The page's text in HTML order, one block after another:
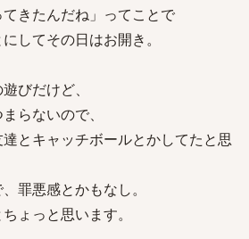
てきたんだね」ってことで
してその日はお開き。
びだけど、
らないので、
とキャッチボールとかしてたと思
罪悪感とかもなし。
ょっと思います。